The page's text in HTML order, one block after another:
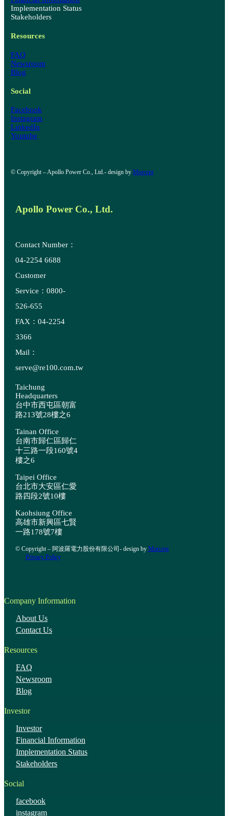
Implementation Status
Stakeholders
Resources
FAQ
Newsroom
Blog
Social
Facebook
Instagram
LinkedIn
Youtube
© Copyright – Apollo Power Co., Ltd.- design by Morcept
Apollo Power Co., Ltd.
Contact Number：
04-2254 6688
Customer
Service：0800-
526-655
FAX：04-2254
3366
Mail：
serve@re100.com.tw
Taichung
Headquarters
台中市西屯區朝富
路213號28樓之6
Tainan Office
台南市歸仁區歸仁
十三路一段160號4
樓之6
Taipei Office
台北市大安區仁愛
路四段2號10樓
Kaohsiung Office
高雄市新興區七賢
一路178號7樓
© Copyright – 阿波羅電力股份有限公司- design by Morcept
Privacy Policy
Company Information
About Us
Contact Us
Resources
FAQ
Newsroom
Blog
Investor
Investor
Financial Information
Implementation Status
Stakeholders
Social
facebook
instagram